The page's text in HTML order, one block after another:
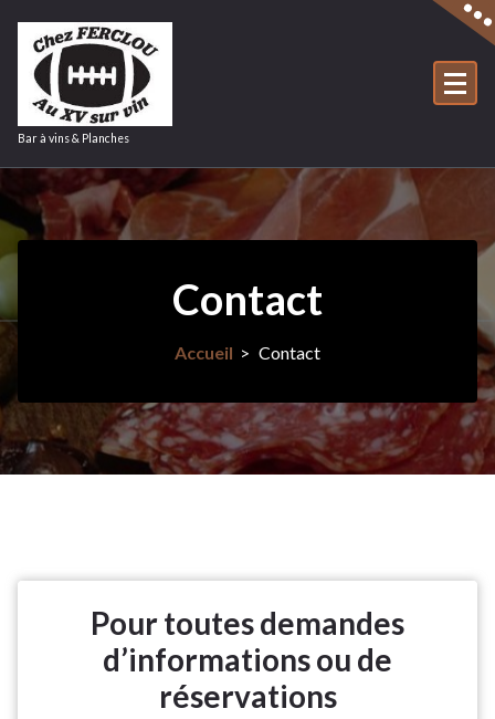
contenu
Bar à vins & Planches
Contact
Accueil > Contact
Pour toutes demandes
d’informations ou de
réservations